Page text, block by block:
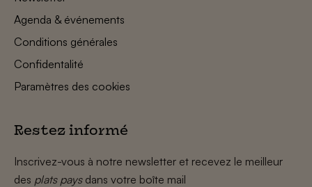
Agenda & événements
Conditions générales
Confidentalité
Paramètres des cookies
Restez informé
Inscrivez-vous à notre newsletter et recevez le meilleur
des plats paysdans votre boîte mail